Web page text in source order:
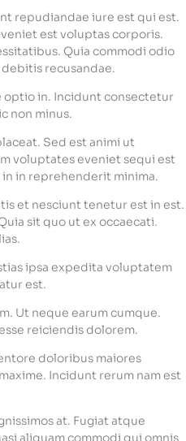
repudiandae iure est qui est.
est voluptas corporis.
Quia commodi odio
recusandae.
in. Incidunt consectetur
non minus.
Sed est animi ut
voluptates eveniet sequi est
in reprehenderit minima.
et nesciunt tenetur est in est.
sit quo ut ex occaecati.
ipsa expedita voluptatem
est.
Ut neque earum cumque.
reiciendis dolorem.
doloribus maiores
Incidunt rerum nam est
at. Fugiat atque
aliquam commodi qui omnis